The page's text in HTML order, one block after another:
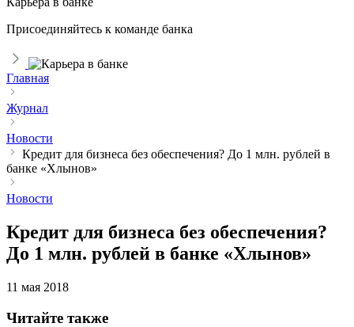
Присоединяйтесь к команде банка
Главная
Журнал
Новости
Кредит для бизнеса без обеспечения? До 1 млн. рублей в
банке «Хлынов»
Новости
Кредит для бизнеса без обеспечения?
До 1 млн. рублей в банке «Хлынов»
11 мая 2018
Читайте также